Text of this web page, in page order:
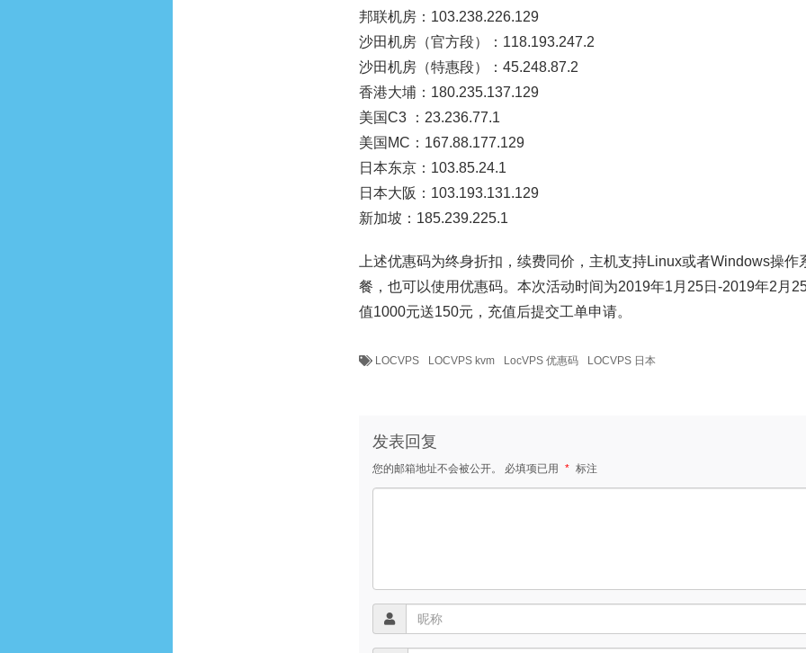
邦联机房：103.238.226.129
沙田机房（官方段）：118.193.247.2
沙田机房（特惠段）：45.248.87.2
香港大埔：180.235.137.129
美国C3 ：23.236.77.1
美国MC：167.88.177.129
日本东京：103.85.24.1
日本大阪：103.193.131.129
新加坡：185.239.225.1
上述优惠码为终身折扣，续费同价，主机支持Linux或者Windows操
餐，也可以使用优惠码。本次活动时间为2019年1月25日-2019年2月
值1000元送150元，充值后提交工单申请。
LOCVPS LOCVPS kvm LocVPS 优惠码 LOCVPS 日本
发表回复
您的邮箱地址不会被公开。 必填项已用 * 标注